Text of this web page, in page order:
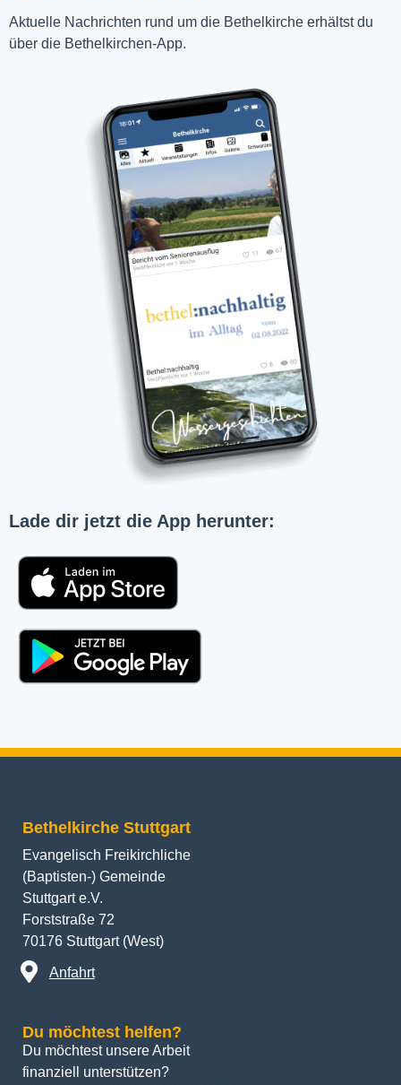
Aktuelle Nachrichten rund um die Bethelkirche erhältst du
über die Bethelkirchen-App.
Lade dir jetzt die App herunter:
Bethelkirche Stuttgart
Evangelisch Freikirchliche
(Baptisten-) Gemeinde
Stuttgart e.V.
Forststraße 72
70176 Stuttgart (West)
Anfahrt
Du möchtest helfen?
Du möchtest unsere Arbeit
finanziell unterstützen?